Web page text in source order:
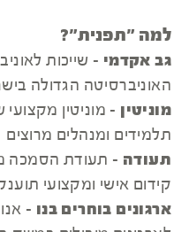
למה "תפנית"?
גב אקדמי - שייכות
האוניברסיטה הגדולה
מוניטין
תלמידים ומנהלים מרוצים
תעודה - תעודת הסמכה
קידום אישי ומקצועי
ארגונים בוחרים בנו -